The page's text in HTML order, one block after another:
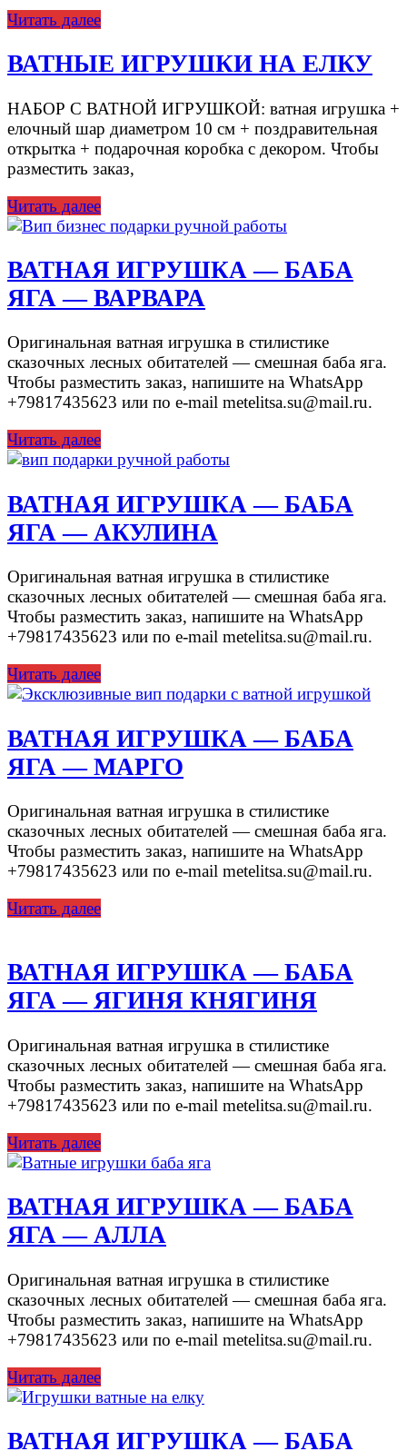
Читать далее
ВАТНЫЕ ИГРУШКИ НА ЕЛКУ
НАБОР С ВАТНОЙ ИГРУШКОЙ: ватная игрушка +
елочный шар диаметром 10 см + поздравительная
открытка + подарочная коробка с декором. Чтобы
разместить заказ,
Читать далее
ВАТНАЯ ИГРУШКА — БАБА
ЯГА — ВАРВАРА
Оригинальная ватная игрушка в стилистике
сказочных лесных обитателей — смешная баба яга.
Чтобы разместить заказ, напишите на WhatsApp
+79817435623 или по e-mail metelitsa.su@mail.ru.
Читать далее
ВАТНАЯ ИГРУШКА — БАБА
ЯГА — АКУЛИНА
Оригинальная ватная игрушка в стилистике
сказочных лесных обитателей — смешная баба яга.
Чтобы разместить заказ, напишите на WhatsApp
+79817435623 или по e-mail metelitsa.su@mail.ru.
Читать далее
ВАТНАЯ ИГРУШКА — БАБА
ЯГА — МАРГО
Оригинальная ватная игрушка в стилистике
сказочных лесных обитателей — смешная баба яга.
Чтобы разместить заказ, напишите на WhatsApp
+79817435623 или по e-mail metelitsa.su@mail.ru.
Читать далее
ВАТНАЯ ИГРУШКА — БАБА
ЯГА — ЯГИНЯ КНЯГИНЯ
Оригинальная ватная игрушка в стилистике
сказочных лесных обитателей — смешная баба яга.
Чтобы разместить заказ, напишите на WhatsApp
+79817435623 или по e-mail metelitsa.su@mail.ru.
Читать далее
ВАТНАЯ ИГРУШКА — БАБА
ЯГА — АЛЛА
Оригинальная ватная игрушка в стилистике
сказочных лесных обитателей — смешная баба яга.
Чтобы разместить заказ, напишите на WhatsApp
+79817435623 или по e-mail metelitsa.su@mail.ru.
Читать далее
ВАТНАЯ ИГРУШКА — БАБА